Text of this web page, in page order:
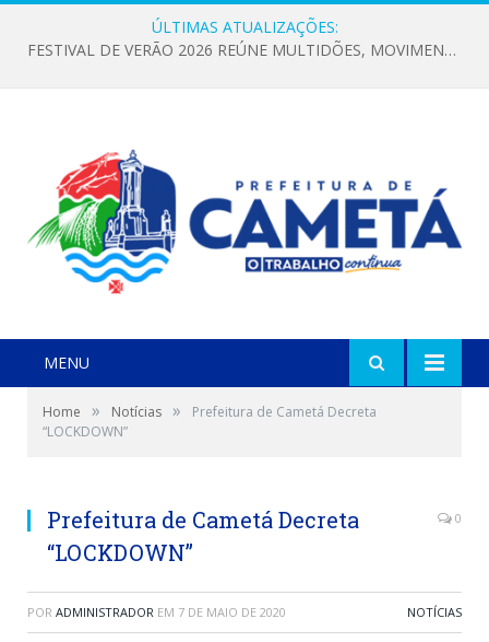
ÚLTIMAS ATUALIZAÇÕES:
FESTIVAL DE VERÃO 2026 REÚNE MULTIDÕES, MOVIMENTA A ECONOMIA E FORTALECE A CULTURA LOCAL
MENU
Home » Notícias »
Prefeitura de Cametá Decreta
“LOCKDOWN”
Prefeitura de Cametá Decreta
“LOCKDOWN”
0
POR ADMINISTRADOR EM 7 DE MAIO DE 2020 NOTÍCIAS